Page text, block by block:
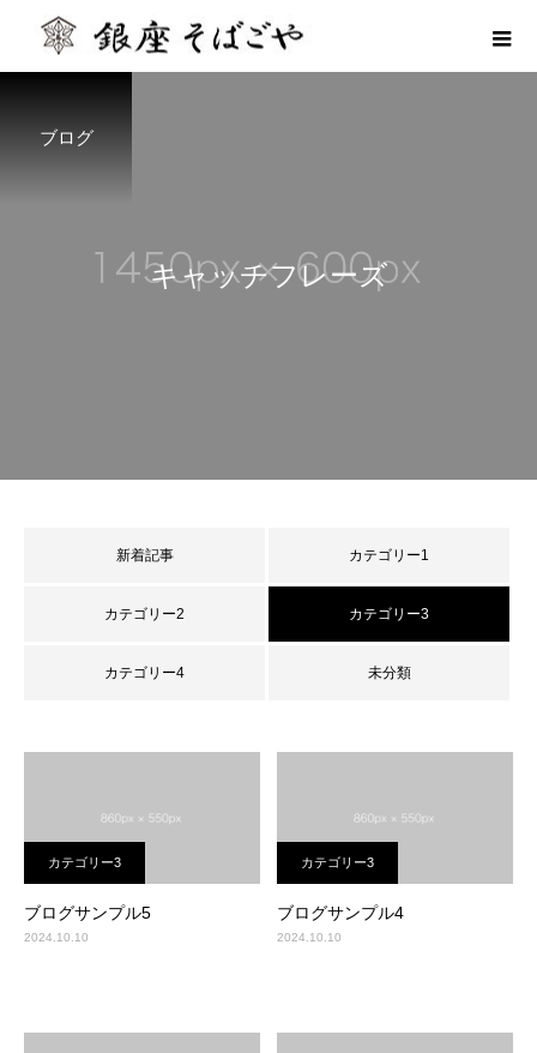
ブログ
キャッチフレーズ
新着記事 カテゴリー1
カテゴリー2 カテゴリー3
カテゴリー4 未分類
カテゴリー3
ブログサンプル5
2024.10.10
カテゴリー3
ブログサンプル4
2024.10.10